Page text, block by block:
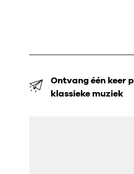
Ontvang één keer
klassieke muziek